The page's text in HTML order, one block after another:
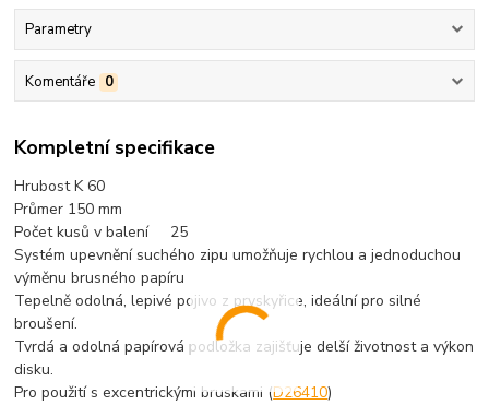
Parametry
Komentáře 0
Kompletní specifikace
Hrubost K 60
Průmer 150 mm
Počet kusů v balení 25
Systém upevnění suchého zipu umožňuje rychlou a jednoduchou
výměnu brusného papíru
Tepelně odolná, lepivé pojivo z pryskyřice, ideální pro silné
broušení.
Tvrdá a odolná papírová podložka zajišťuje delší životnost a výkon
disku.
Pro použití s excentrickými bruskami (D26410)